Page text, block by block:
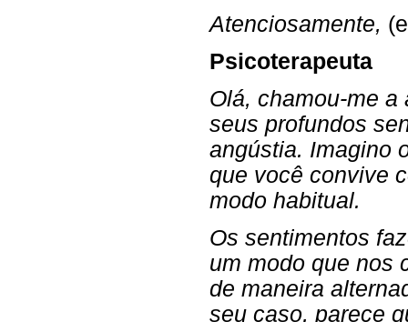
Atenciosamente,
Psicoterapeuta
Olá, chamou-me a
seus profundos
angústia. Imagino
que você convive
modo habitual.
Os sentimentos
um modo que nos
de maneira
seu caso, parece